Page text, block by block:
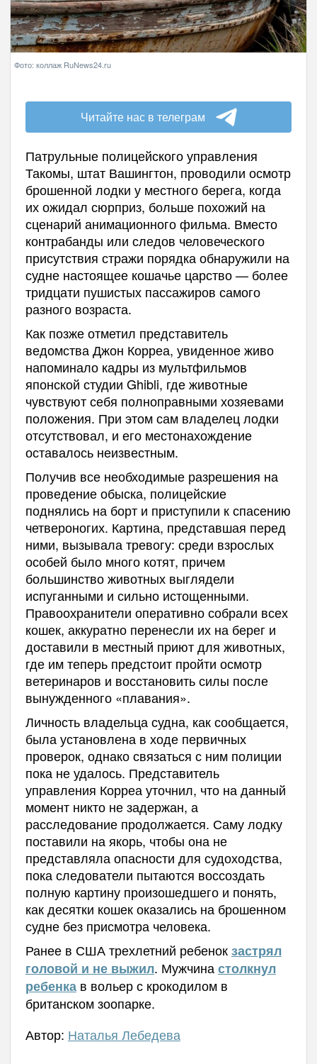
Фото: коллаж RuNews24.ru
Читайте нас в телеграм
Патрульные полицейского управления
Такомы, штат Вашингтон, проводили осмотр
брошенной лодки у местного берега, когда
их ожидал сюрприз, больше похожий на
сценарий анимационного фильма. Вместо
контрабанды или следов человеческого
присутствия стражи порядка обнаружили на
судне настоящее кошачье царство — более
тридцати пушистых пассажиров самого
разного возраста.
Как позже отметил представитель
ведомства Джон Корреа, увиденное живо
напоминало кадры из мультфильмов
японской студии Ghibli, где животные
чувствуют себя полноправными хозяевами
положения. При этом сам владелец лодки
отсутствовал, и его местонахождение
оставалось неизвестным.
Получив все необходимые разрешения на
проведение обыска, полицейские
поднялись на борт и приступили к спасению
четвероногих. Картина, представшая перед
ними, вызывала тревогу: среди взрослых
особей было много котят, причем
большинство животных выглядели
испуганными и сильно истощенными.
Правоохранители оперативно собрали всех
кошек, аккуратно перенесли их на берег и
доставили в местный приют для животных,
где им теперь предстоит пройти осмотр
ветеринаров и восстановить силы после
вынужденного «плавания».
Личность владельца судна, как сообщается,
была установлена в ходе первичных
проверок, однако связаться с ним полиции
пока не удалось. Представитель
управления Корреа уточнил, что на данный
момент никто не задержан, а
расследование продолжается. Саму лодку
поставили на якорь, чтобы она не
представляла опасности для судоходства,
пока следователи пытаются воссоздать
полную картину произошедшего и понять,
как десятки кошек оказались на брошенном
судне без присмотра человека.
Ранее в США трехлетний ребенокзастрял
головой и не выжил. Мужчинастолкнул
ребенкав вольер с крокодилом в
британском зоопарке.
Автор: Наталья Лебедева